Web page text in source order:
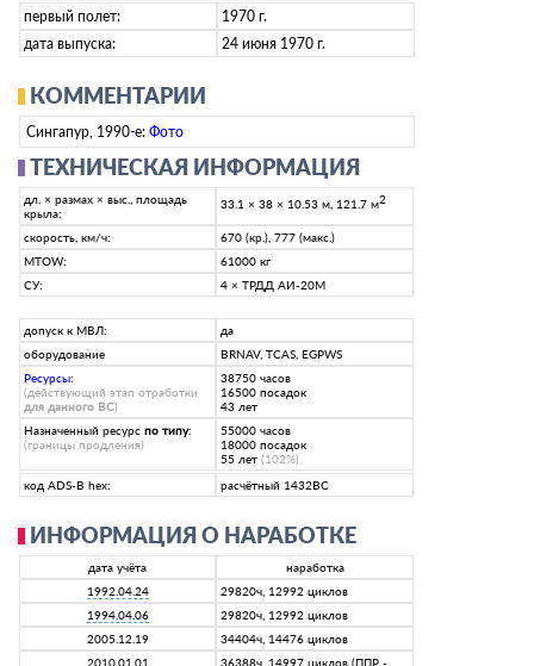
первый полет:
1970 г.
дата выпуска:
24 июня 1970 г.
КОММЕНТАРИИ
Сингапур, 1990-е: Фото
ТЕХНИЧЕСКАЯ ИНФОРМАЦИЯ
дл. × размах × выс., площадь
крыла:
33.1 × 38 × 10.53 м, 121.7 м2
скорость, км/ч:
670 (кр.), 777 (макс.)
MTOW:
61000 кг
СУ:
4 × ТРДД АИ-20М
допуск к МВЛ:
да
оборудование
BRNAV, TCAS, EGPWS
Ресурсы:
(действующий этап отработки
для данного ВС)
38750 часов
16500 посадок
43 лет
Назначенный ресурс по типу:
(границы продления)
55000 часов
18000 посадок
55 лет (102%)
код ADS-B hex:
расчётный 1432BC
ИНФОРМАЦИЯ О НАРАБОТКЕ
дата учёта
наработка
1992.04.24
29820ч, 12992 циклов
1994.04.06
29820ч, 12992 циклов
2005.12.19
34404ч, 14476 циклов
2010.01.01
36388ч, 14997 циклов (ППР -